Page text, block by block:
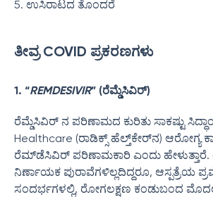
5. ಉಸಿರಾಟದ ತೊಂದರೆ
ತೀವ್ರ COVID ಪ್ರಕರಣಗಳು
1. “REMDESIVIR” (ರೆಮ್ಡೆಸಿವಿರ್)
ರೆಮ್ಡೆಸಿವಿರ್ ನ ಪರಿಣಾಮದ ಕುರಿತು ಸಾಕಷ್ಟು
Healthcare (ರಾಡಿಕ್ಸ್ ಹೆಲ್ತ್‌ಕೇರ್‌ನ) ಆರೋಗ್ಯ
ರೆಮ್‌ಡೆಸಿವಿರ್ ಪರಿಣಾಮಕಾರಿ ಎಂದು ಹೇಳುತ್ತಾರೆ.
ನಿರ್ಣಾಯಕ ಪುರಾವೆಗಳಿಲ್ಲದಿದ್ದರೂ, ಆಸ್ಪತ್ರೆಯ
ಸಂದರ್ಭಗಳಲ್ಲಿ, ರೋಗಲಕ್ಷಣ ಕಂಡುಬಂದ